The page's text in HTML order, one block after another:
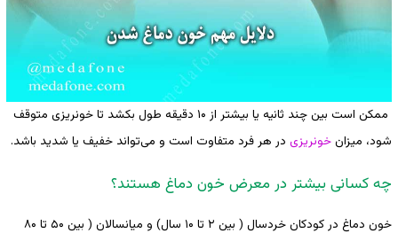
ممکن است بین چند ثانیه یا بیشتر از ۱۰ دقیقه طول بکشد تا خونریزی متوقف
شود، میزانخونریزی در هر فرد متفاوت است و می‌تواند خفیف یا شدید باشد.
چه کسانی بیشتر در معرض خون دماغ هستند؟
خون دماغ در کودکان خردسال ( بین ۲ تا ۱۰ سال) و میانسالان ( بین ۵۰ تا ۸۰